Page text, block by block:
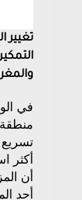
تغيير
في
تسريع
أكثر
أن
أحد